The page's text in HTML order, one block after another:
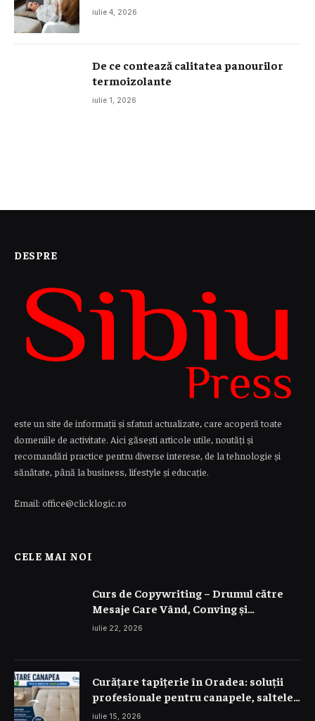
iulie 4, 2026
De ce contează calitatea panourilor
termoizolante
iulie 1, 2026
DESPRE
este un site de informații și sfaturi actualizate, care acoperă toate
domeniile de activitate. Aici găsești articole utile, noutăți și
recomandări practice pentru diverse interese, de la tehnologie și
sănătate, până la business, lifestyle și educație.
Email: office@clicklogic.ro
CELE MAI NOI
Curs de Copywriting – Drumul către
Mesaje Care Vând, Conving și
Construiesc Branduri Puternice
iulie 22, 2026
Curățare tapițerie în Oradea: soluții
profesionale pentru canapele, saltele
și interior auto
iulie 15, 2026